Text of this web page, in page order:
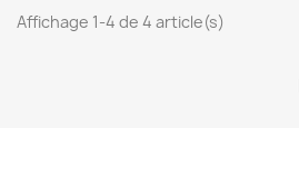
Affichage 1-4 de 4 article(s)